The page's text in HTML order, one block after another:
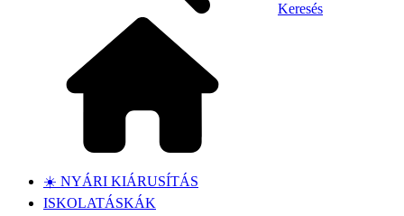
Keresés
☀️ NYÁRI KIÁRUSÍTÁS
ISKOLATÁSKÁK